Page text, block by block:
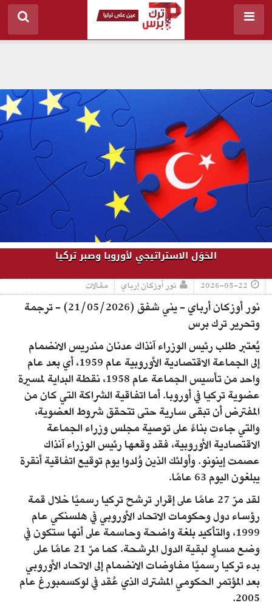
الحَوَل الاستراتيجي لأوروبا وصبر تركيا
2026-05-22 نور أوزكان إرباي مقالات
نور أوزكان أرباي - يني شفق (21/05/2026) - ترجمة
وتحرير ترك برس
يُعتبر طلب رئيس الوزراء آنذاك عدنان مندريس الانضمام
إلى الجماعة الاقتصادية الأوروبية عام 1959، أي بعد عام
واحد من تأسيس الجماعة عام 1958، نقطة البداية لمسيرة
عضوية تركيا في أوروبا. أما اتفاقية الشراكة التي كان من
المفترض أن تبقى سارية حتى تتحقق شروط العضوية،
والتي جاءت بناءً على توصية مجلس وزراء الجماعة
الاقتصادية الأوروبية، فقد وقعها رئيس الوزراء آنذاك
عصمت إينونو. وأولئك الذين وُلدوا يوم توقيع اتفاقية أنقرة
يبلغون اليوم 63 عامًا.
لقد مرّ 27 عامًا على إقرار ترشح تركيا رسميًا خلال قمة
رؤساء دول وحكومات الاتحاد الأوروبي في هلسنكي عام
1999، والتأكيد بلغة واضحة وحاسمة على أنها ستكون في
وضع مساوٍ لبقية الدول المرشحة. كما مرّ 21 عامًا على
بدء تركيا رسميًا مفاوضات الانضمام إلى الاتحاد الأوروبي
بعد المؤتمر الحكومي المشترك الذي عُقد في لوكسمبورغ عام